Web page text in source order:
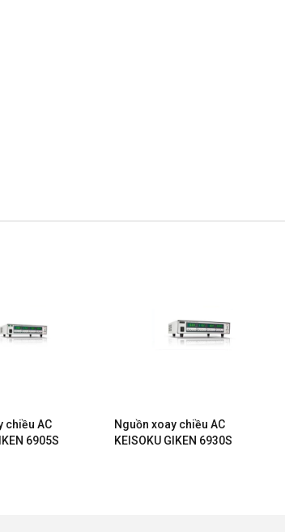
chiều AC
6905S
Nguồn xoay chiều AC
KEISOKU GIKEN 6930S